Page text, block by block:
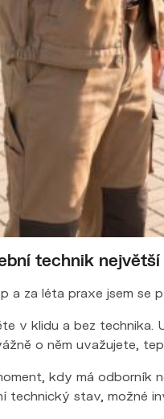
technik největší
a za léta praxe jsem se
v klidu a bez technika.
o něm uvažujete,
kdy má
technický stav, možné